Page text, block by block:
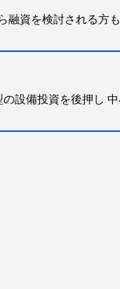
融資を検討される方
設備投資を後押し